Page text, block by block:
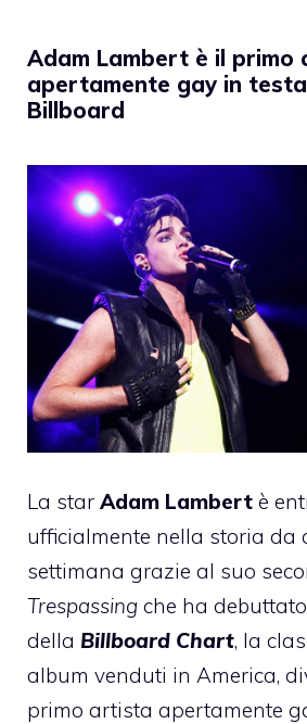
Adam Lambert è il primo
apertamente gay in
Billboard
La star Adam Lambert è
ufficialmente nella storia da
settimana grazie al suo
Trespassing che ha
della Billboard Chart, la
album venduti in America,
primo artista apertamente